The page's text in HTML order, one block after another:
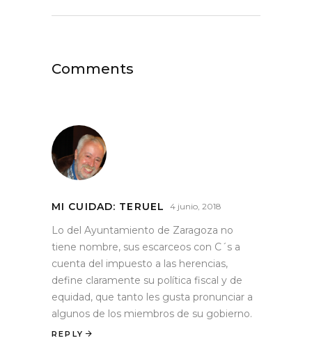
Comments
MI CUIDAD: TERUEL 4 junio, 2018
Lo del Ayuntamiento de Zaragoza no
tiene nombre, sus escarceos con C´s a
cuenta del impuesto a las herencias,
define claramente su política fiscal y de
equidad, que tanto les gusta pronunciar a
algunos de los miembros de su gobierno.
REPLY